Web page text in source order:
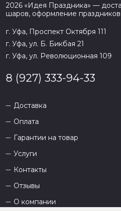
2026 «Идея Праздника» —
шаров, оформление праздников
г. Уфа, Проспект Октября 111
г. Уфа, ул. Б. Бикбая 21
г. Уфа, ул. Революционная 109
8 (927) 333-94-33
Доставка
Оплата
Гарантии на товар
Услуги
Контакты
Отзывы
О компании